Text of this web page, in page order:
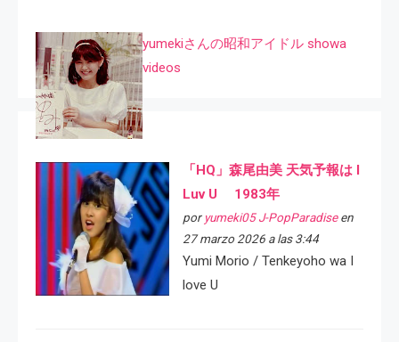
yumekiさんの昭和アイドル showa
videos
「HQ」森尾由美 天気予報は I
Luv U 1983年
por yumeki05 J-PopParadiseen
27 marzo 2026 a las 3:44
Yumi Morio / Tenkeyoho wa I
love U